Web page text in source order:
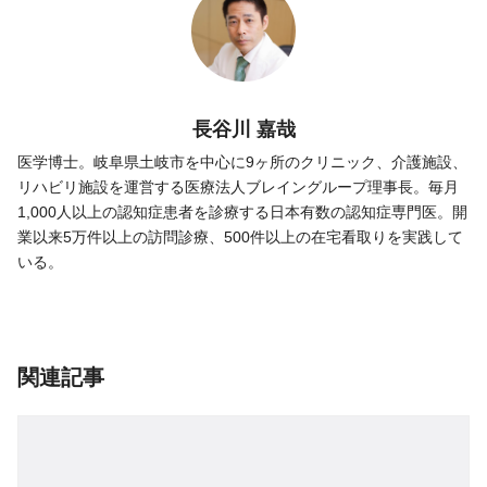
長谷川 嘉哉
医学博士。岐阜県土岐市を中心に9ヶ所のクリニック、介護施設、
リハビリ施設を運営する医療法人ブレイングループ理事長。毎月
1,000人以上の認知症患者を診療する日本有数の認知症専門医。開
業以来5万件以上の訪問診療、500件以上の在宅看取りを実践して
いる。
関連記事